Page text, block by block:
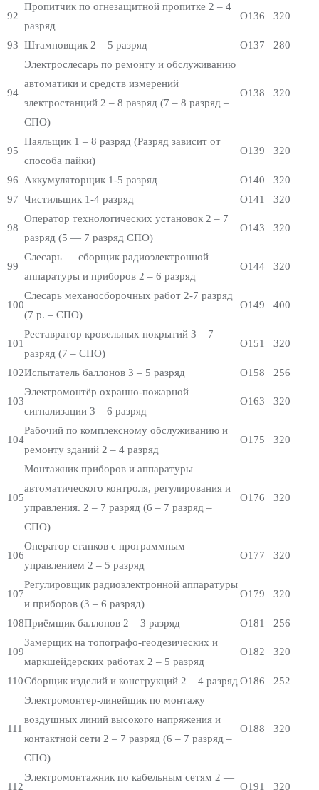
92
Пропитчик по огнезащитной пропитке 2 – 4
разряд
О136 320
93 Штамповщик 2 – 5 разряд О137 280
94
Электрослесарь по ремонту и обслуживанию
автоматики и средств измерений
электростанций 2 – 8 разряд (7 – 8 разряд –
СПО)
О138 320
95
Паяльщик 1 – 8 разряд (Разряд зависит от
способа пайки)
О139 320
96 Аккумуляторщик 1-5 разряд О140
320
97 Чистильщик 1-4 разряд О141 320
98
Оператор технологических установок 2 – 7
разряд (5 — 7 разряд СПО)
О143 320
99
Слесарь — сборщик радиоэлектронной
аппаратуры и приборов 2 – 6 разряд
О144 320
100
Слесарь механосборочных работ 2-7 разряд
(7 р. – СПО)
О149 400
101
Реставратор кровельных покрытий 3 – 7
разряд (7 – СПО)
О151 320
102Испытатель баллонов 3 – 5 разряд О158 256
103
Электромонтёр охранно-пожарной
сигнализации 3 – 6 разряд
О163 320
104
Рабочий по комплексному обслуживанию и
ремонту зданий 2 – 4 разряд
О175 320
105
Монтажник приборов и аппаратуры
автоматического контроля, регулирования и
управления. 2 – 7 разряд (6 – 7 разряд –
СПО)
О176 320
106
Оператор станков с программным
управлением 2 – 5 разряд
О177 320
107
Регулировщик радиоэлектронной аппаратуры
и приборов (3 – 6 разряд)
О179 320
108Приёмщик баллонов 2 – 3 разряд О181 256
109
Замерщик на топографо-геодезических и
маркшейдерских работах 2 – 5 разряд
О182 320
110Сборщик изделий и конструкций 2 – 4 разряд О186 252
111
Электромонтер-линейщик по монтажу
воздушных линий высокого напряжения и
контактной сети 2 – 7 разряд (6 – 7 разряд –
СПО)
О188 320
112
Электромонтажник по кабельным сетям 2 —
О191 320